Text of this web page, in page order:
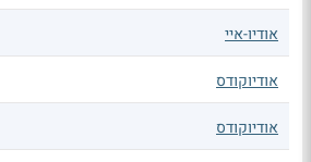
אודיו-איי
אודיוקודס
אודיוקודס